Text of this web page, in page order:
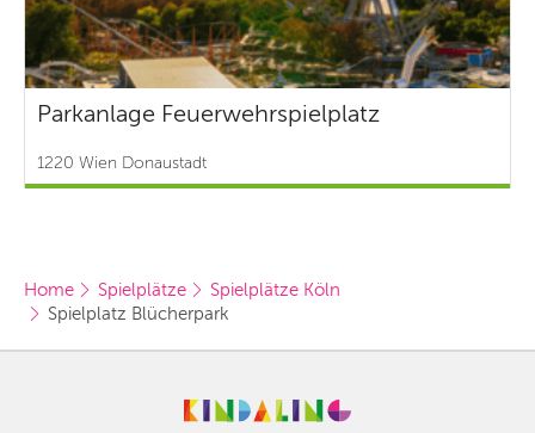
Parkanlage Feuerwehrspielplatz
1220 Wien Donaustadt
Home Spielplätze
Spielplätze Köln
Spielplatz Blücherpark